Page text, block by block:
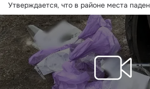
Утверждается, что в районе места